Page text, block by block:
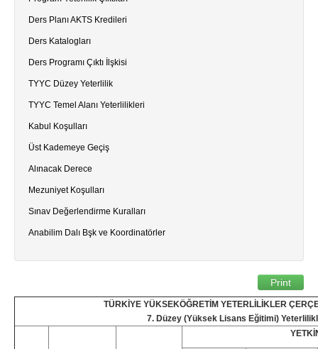
Ders Planı AKTS Kredileri
Ders Katalogları
Ders Programı Çıktı İlşkisi
TYYC Düzey Yeterlilik
TYYC Temel Alanı Yeterlilikleri
Kabul Koşulları
Üst Kademeye Geçiş
Alınacak Derece
Mezuniyet Koşulları
Sınav Değerlendirme Kuralları
Anabilim Dalı Bşk ve Koordinatörler
Print
TÜRKİYE YÜKSEKÖĞRETİM YETERLİLİKLER
7. Düzey (Yüksek Lisans Eğitimi)